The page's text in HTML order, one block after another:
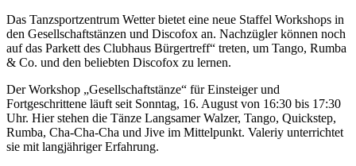
Das Tanzsportzentrum Wetter bietet eine neue Staffel Workshops in
den Gesellschaftstänzen und Discofox an. Nachzügler können noch
auf das Parkett des Clubhaus Bürgertreff“ treten, um Tango, Rumba
& Co. und den beliebten Discofox zu lernen.
Der Workshop „Gesellschaftstänze“ für Einsteiger und
Fortgeschrittene läuft seit Sonntag, 16. August von 16:30 bis 17:30
Uhr. Hier stehen die Tänze Langsamer Walzer, Tango, Quickstep,
Rumba, Cha-Cha-Cha und Jive im Mittelpunkt. Valeriy unterrichtet
sie mit langjähriger Erfahrung.